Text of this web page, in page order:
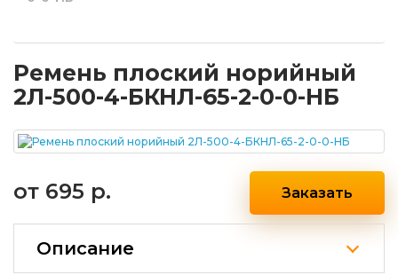
Ремень плоский норийный
2Л-500-4-БКНЛ-65-2-0-0-НБ
от 695 р. Заказать
Описание